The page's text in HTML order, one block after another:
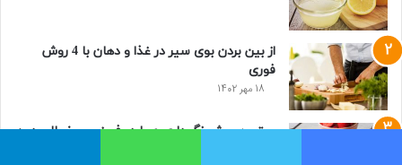
از بین بردن بوی سیر در غذا و دهان با 4 روش
فوری
18 مهر 1402
بهترین روش نگهداری مربا در فریزر و یخچال بدون